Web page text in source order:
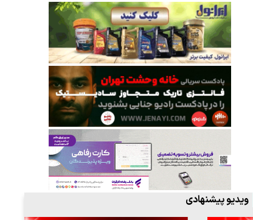
ویدیو پیشنهادی